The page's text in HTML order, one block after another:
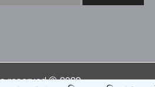
reserved © 2022